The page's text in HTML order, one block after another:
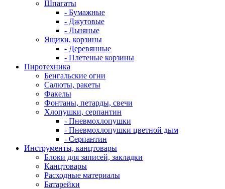
Шпагаты
- Бумажные
- Джутовые
- Льняные
Ящики, корзины
- Деревянные
- Плетеные корзины
Пиротехника
Бенгальские огни
Салюты, ракеты
Факелы
Фонтаны, петарды, свечи
Хлопушки, серпантин
- Пневмохлопушки
- Пневмохлопушки цветной дым
- Серпантин
Инструменты, канцтовары
Блоки для записей, закладки
Канцтовары
Расходные материалы
Батарейки